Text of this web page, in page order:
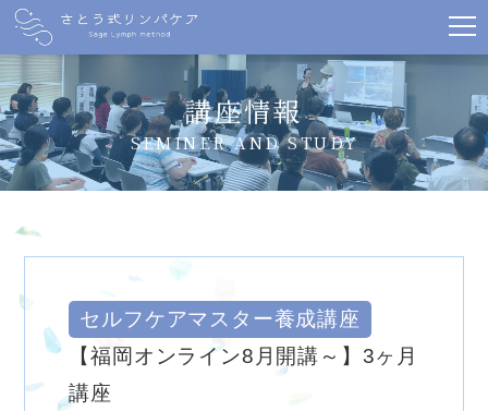
講座情報
SEMINER AND STUDY
セルフケアマスター養成講座
【福岡オンライン8月開講～】3ヶ月
講座